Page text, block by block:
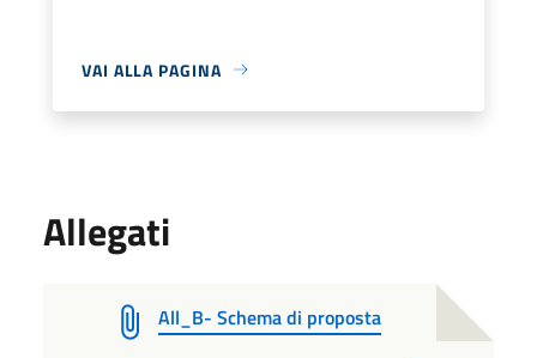
VAI ALLA PAGINA
Allegati
All_B- Schema di proposta